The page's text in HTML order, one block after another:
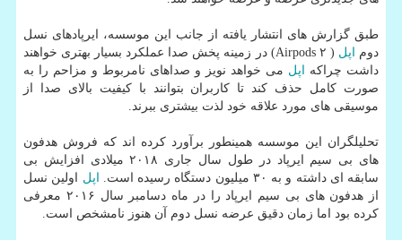
طبق گزارش های انتشار یافته از جانب این موسسه، ایرپادهای نسل
دوم
اپل
( Airpods ۲) در زمینه پخش صدا عملكرد بسیار بهتری خواهند
داشت چراكه
اپل می خواهد نویز و صداهای نامربوط و مزاحم را به
صورت كامل حذف كند تا كاربران بتوانند با كیفیت بالای صدا از
موسیقی های مورد علاقه خود لذت بیشتری ببرند.
تحلیلگران این موسسه همینطور برآورد كرده اند كه فروش هدفون
های بی سیم ایرپاد در طول سال جاری ۲۰۱۸ میلادی افزایش بی
سابقه ای داشته و به ۳۰ میلیون دستگاه رسیده است.
اپل اولین نسل
از هدفون های بی سیم ایرپاد را در ماه دسامبر سال ۲۰۱۶ معرفی
كرده بود اما زمان دقیق عرضه نسل دوم آن هنوز نامشخص است.